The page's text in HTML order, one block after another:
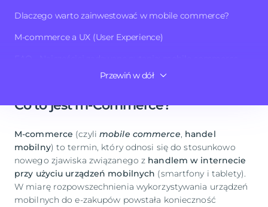
Dlaczego warto zainwestować w mobile commerce?
M-commerce a UX (User Experience)
Przewiń w dół
na zakupach przy pomocy urządzeń mobilnych.
Co to jest m-Commerce?
M-commerce (czylimobile commerce, handel
mobilny) to termin, który odnosi się do stosunkowo
nowego zjawiska związanego z handlem w internecie
przy użyciu urządzeń mobilnych (smartfony i tablety).
W miarę rozpowszechnienia wykorzystywania urządzeń
mobilnych do e-zakupów powstała konieczność